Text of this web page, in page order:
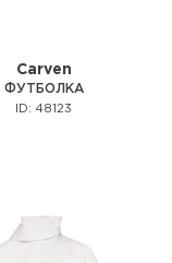
Carven
ФУТБОЛКА
ID: 48123